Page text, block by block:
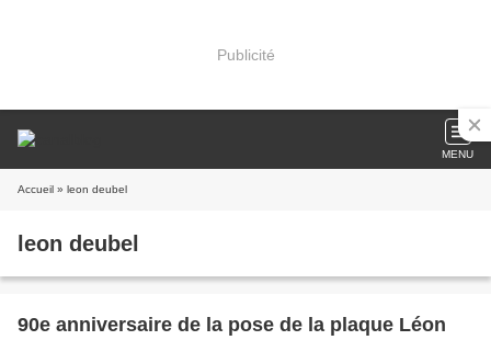
Publicité
MENU
Accueil » leon deubel
leon deubel
90e anniversaire de la pose de la plaque Léon